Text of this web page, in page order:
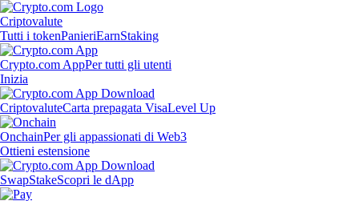
Criptovalute
Tutti i tokenPanieriEarnStaking
Crypto.com AppPer tutti gli utenti
Inizia
CriptovaluteCarta prepagata VisaLevel Up
OnchainPer gli appassionati di Web3
Ottieni estensione
SwapStakeScopri le dApp